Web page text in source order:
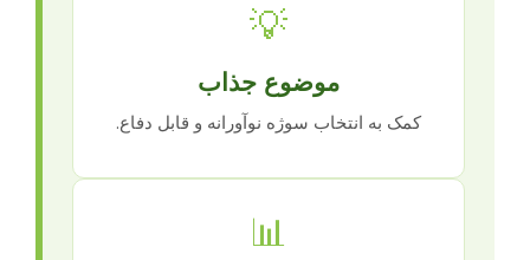
💡
موضوع جذاب
کمک به انتخاب سوژه نوآورانه و قابل دفاع.
📊